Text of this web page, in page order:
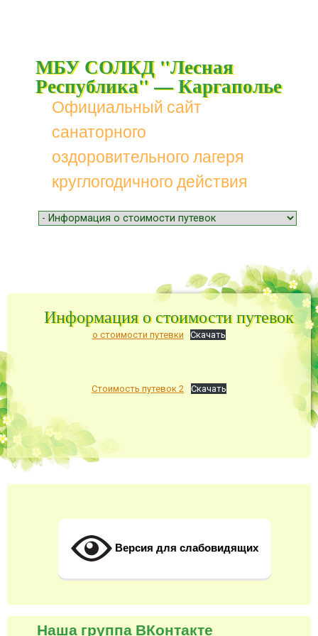
МБУ СОЛКД "Лесная
Республика" — Каргаполье
Официальный сайт
санаторного
оздоровительного лагеря
круглогодичного действия
Menu
Skip to content
Информация о стоимости путевок
о стоимости путевки Скачать
Стоимость путевок 2 Скачать
Версия для слабовидящих
Наша группа ВКонтакте